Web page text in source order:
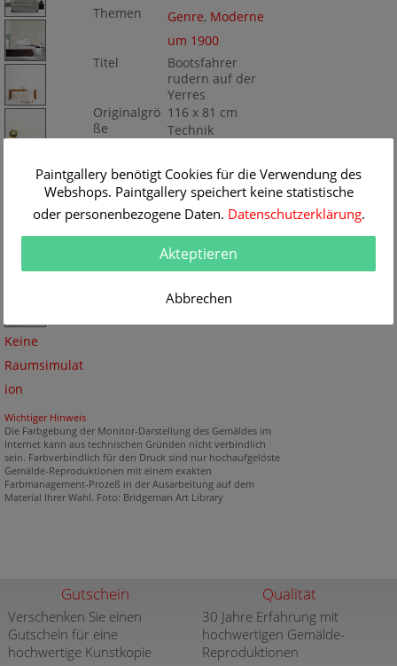
Keine
Raumsimulat
ion
Themen
Genre, Moderne
um 1900
Titel
Bootsfahrer
rudern auf der
Yerres
Originalgrö
ße
116 x 81 cm
Technik
BA217233
Wichtiger Hinweis
Die Farbgebung der Monitor-Darstellung des Gemäldes im
Internet kann aus technischen Gründen nicht verbindlich
sein. Farbverbindlich für den Druck sind nur hochaufgelöste
Gemälde-Reproduktionen mit einem exakten
Farbmanagement-Prozeß in der Ausarbeitung auf dem
Material Ihrer Wahl. Foto: Bridgeman Art Library
Gutschein
Verschenken Sie einen
Gutschein für eine
hochwertige Kunstkopie
Qualität
30 Jahre Erfahrung mit
hochwertigen Gemälde-
Reproduktionen
Paintgallery benötigt Cookies für die Verwendung des
Webshops. Paintgallery speichert keine statistische
oder personenbezogene Daten. Datenschutzerklärung.
Akteptieren
Abbrechen